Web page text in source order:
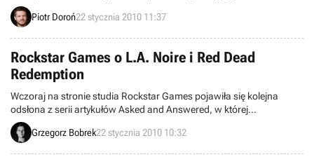
oraz wsparciu Games for Windows LIVE. Przedstawiciele firmy
oznajmili, że zostały one źle zrozumiane.
Piotr Doroń22 stycznia 2010 11:37
Rockstar Games o L.A. Noire i Red Dead
Redemption
Wczoraj na stronie studia Rockstar Games pojawiła się kolejna
odsłona z serii artykułów Asked and Answered, w której
przedstawiciele dewelopera odpowiadają na pytania graczy.
Grzegorz Bobrek22 stycznia 2010 10:32